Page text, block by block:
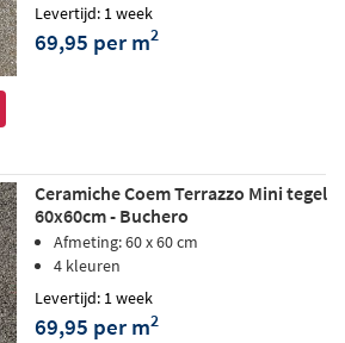
Levertijd: 1 week
69,95 per m2
Ceramiche Coem Terrazzo Mini tegel
60x60cm - Buchero
Afmeting: 60 x 60 cm
4 kleuren
Levertijd: 1 week
69,95 per m2